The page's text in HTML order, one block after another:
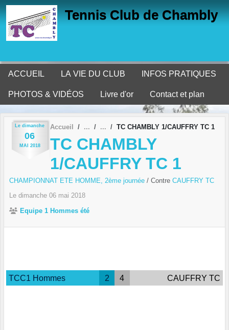
Tennis Club de Chambly
ACCUEIL LA VIE DU CLUB INFOS PRATIQUES
PHOTOS & VIDÉOS Livre d'or Contact et plan
Le dimanche
06
MAI 2018
Accueil TC CHAMBLY 1/CAUFFRY TC 1
TC CHAMBLY
1/CAUFFRY TC 1
CHAMPIONNAT ETE HOMME, 2ème journée / Contre CAUFFRY TC
Le dimanche 06 mai 2018
Equipe 1 Hommes été
TCC1 Hommes 2 4 CAUFFRY TC
Panneau de gestion des cookies